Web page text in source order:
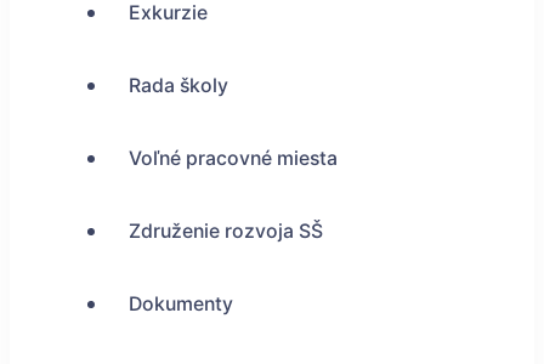
Exkurzie
Rada školy
Voľné pracovné miesta
Združenie rozvoja SŠ
Dokumenty